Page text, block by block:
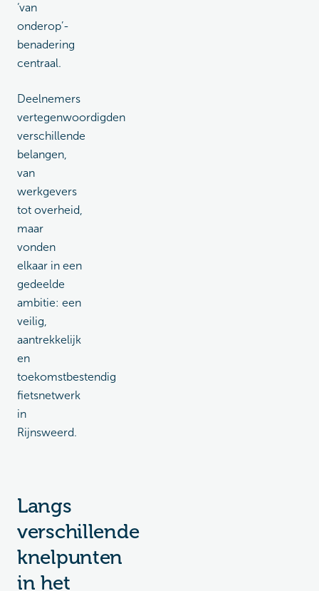
‘van
onderop’-
benadering
centraal.
Deelnemers
vertegenwoordigden
verschillende
belangen,
van
werkgevers
tot overheid,
maar
vonden
elkaar in een
gedeelde
ambitie: een
veilig,
aantrekkelijk
en
toekomstbestendig
fietsnetwerk
in
Rijnsweerd.
Langs
verschillende
knelpunten
in het